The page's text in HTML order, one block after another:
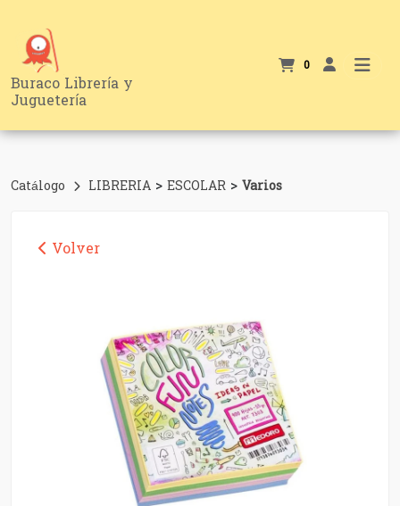
Buraco Librería y
Juguetería
0
Catálogo LIBRERIA > ESCOLAR > Varios
Volver